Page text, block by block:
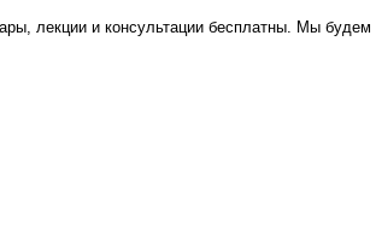
лекции и консультации бесплатны. Мы